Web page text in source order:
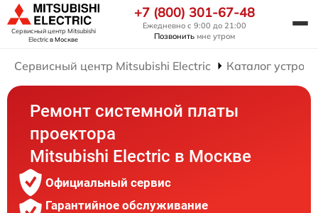
Сервисный центр Mitsubishi
Electricв Москве
+7 (800) 301-67-48
Ежедневно с 9:00 до 21:00
Позвонить мне утром
Сервисный центр Mitsubishi Electric Каталог
Ремонт системной платы
проектора
Mitsubishi Electric в Москве
Официальный сервис
Гарантийное обслуживание